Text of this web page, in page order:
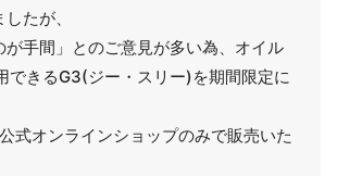
たが、
が手間」とのご意見が多い為、オイル
できるG3(ジー・スリー)を期間限定に
式オンラインショップのみで販売いた